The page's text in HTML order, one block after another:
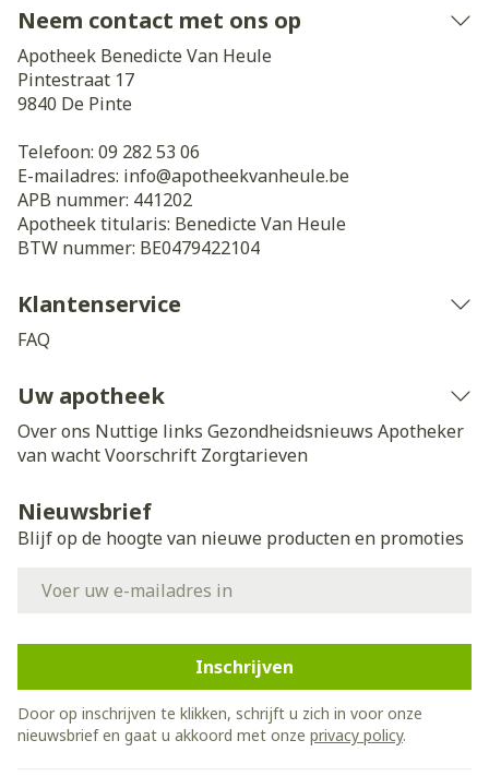
Neem contact met ons op
Apotheek Benedicte Van Heule
Pintestraat 17
9840 De Pinte
Telefoon: 09 282 53 06
E-mailadres: info@apotheekvanheule.be
APB nummer: 441202
Apotheek titularis: Benedicte Van Heule
BTW nummer: BE0479422104
Klantenservice
FAQ
Uw apotheek
Over ons Nuttige links Gezondheidsnieuws Apotheker
van wachtVoorschrift Zorgtarieven
Nieuwsbrief
Blijf op de hoogte van nieuwe producten en promoties
Inschrijven
Door op inschrijven te klikken, schrijft u zich in voor onze
nieuwsbrief en gaat u akkoord met onze privacy policy.